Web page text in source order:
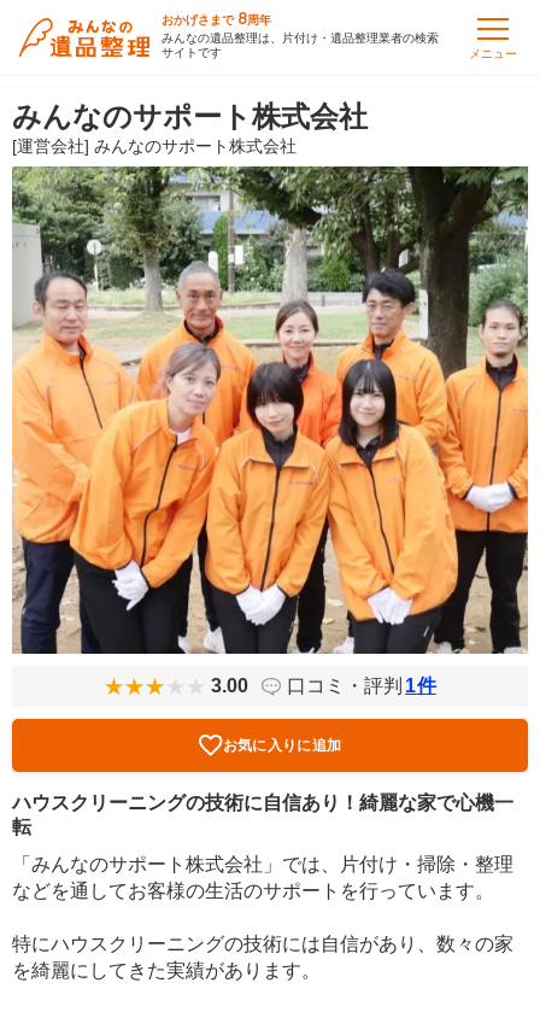
おかげさまで 8周年
みんなの遺品整理は、片付け・遺品整理業者の検索
サイトです
メニュー
みんなのサポート株式会社
[運営会社] みんなのサポート株式会社
3.00 口コミ・評判 1件
お気に入りに追加
ハウスクリーニングの技術に自信あり！綺麗な家で心機一
転
「みんなのサポート株式会社」では、片付け・掃除・整理
などを通してお客様の生活のサポートを行っています。
特にハウスクリーニングの技術には自信があり、数々の家
を綺麗にしてきた実績があります。